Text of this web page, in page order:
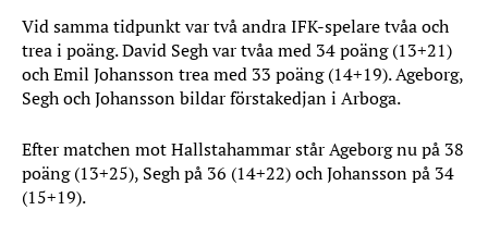
Vid samma tidpunkt var två andra IFK-spelare tvåa och
trea i poäng. David Segh var tvåa med 34 poäng (13+21)
och Emil Johansson trea med 33 poäng (14+19). Ageborg,
Segh och Johansson bildar förstakedjan i Arboga.
Efter matchen mot Hallstahammar står Ageborg nu på 38
poäng (13+25), Segh på 36 (14+22) och Johansson på 34
(15+19).